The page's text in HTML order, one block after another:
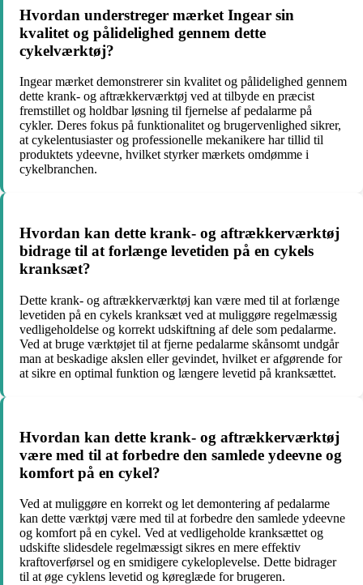
Hvordan understreger mærket Ingear sin
kvalitet og pålidelighed gennem dette
cykelværktøj?
Ingear mærket demonstrerer sin kvalitet og pålidelighed gennem
dette krank- og aftrækkerværktøj ved at tilbyde en præcist
fremstillet og holdbar løsning til fjernelse af pedalarme på
cykler. Deres fokus på funktionalitet og brugervenlighed sikrer,
at cykelentusiaster og professionelle mekanikere har tillid til
produktets ydeevne, hvilket styrker mærkets omdømme i
cykelbranchen.
Hvordan kan dette krank- og aftrækkerværktøj
bidrage til at forlænge levetiden på en cykels
kranksæt?
Dette krank- og aftrækkerværktøj kan være med til at forlænge
levetiden på en cykels kranksæt ved at muliggøre regelmæssig
vedligeholdelse og korrekt udskiftning af dele som pedalarme.
Ved at bruge værktøjet til at fjerne pedalarme skånsomt undgår
man at beskadige akslen eller gevindet, hvilket er afgørende for
at sikre en optimal funktion og længere levetid på kranksættet.
Hvordan kan dette krank- og aftrækkerværktøj
være med til at forbedre den samlede ydeevne og
komfort på en cykel?
Ved at muliggøre en korrekt og let demontering af pedalarme
kan dette værktøj være med til at forbedre den samlede ydeevne
og komfort på en cykel. Ved at vedligeholde kranksættet og
udskifte slidesdele regelmæssigt sikres en mere effektiv
kraftoverførsel og en smidigere cykeloplevelse. Dette bidrager
til at øge cyklens levetid og køreglæde for brugeren.